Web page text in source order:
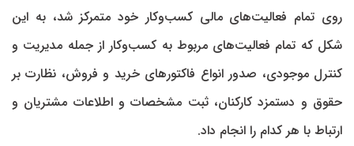
روی تمام فعالیت‌‌های مالی کسب‌وکار خود متمرکز شد، به این
شکل که تمام فعالیت‌‌های مربوط به کسب‌وکار از جمله مدیریت و
کنترل موجودی، صدور انواع فاکتورهای خرید و فروش، نظارت بر
حقوق و دستمزد کارکنان، ثبت مشخصات و اطلاعات مشتریان و
ارتباط با هر کدام را انجام داد.